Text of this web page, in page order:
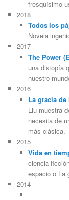
fresquísimo
2018
Todos los
Novela
2017
The Power
una distopía
nuestro
2016
La gracia
Liu muestra
necesita de
más clásica.
2015
Vida en
ciencia
espacio o La
2014